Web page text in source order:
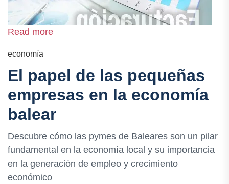
Read more
economía
El papel de las pequeñas
empresas en la economía
balear
Descubre cómo las pymes de Baleares son un pilar
fundamental en la economía local y su importancia
en la generación de empleo y crecimiento
económico